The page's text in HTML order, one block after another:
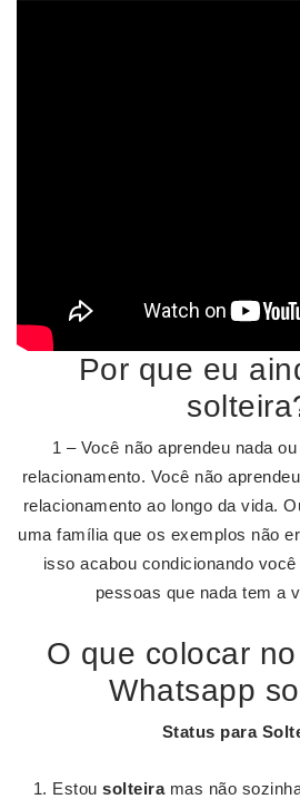
Por que eu
1 – Você não aprendeu nada
relacionamento. Você não
relacionamento ao longo da vida.
uma família que os exemplos não
isso acabou condicionando
pessoas que nada tem a
O que colocar
Whatsapp
Status para
Estou solteiramas não